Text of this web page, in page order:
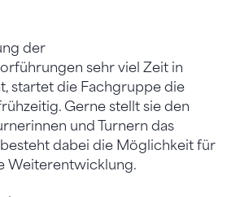
der
sehr viel Zeit in
startet die Fachgruppe die
Gerne stellt sie den
und Turnern das
besteht dabei die Möglichkeit für
Weiterentwicklung.